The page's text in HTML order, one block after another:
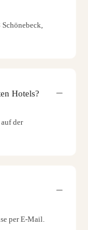
Hotels?
der
per E-Mail.